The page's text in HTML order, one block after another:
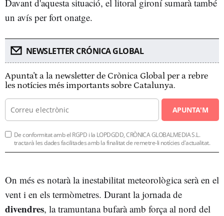
Davant d'aquesta situació, el litoral gironí sumarà també
un avís per fort onatge.
NEWSLETTER CRÓNICA GLOBAL
Apunta't a la newsletter de Crònica Global per a rebre
les notícies més importants sobre Catalunya.
APUNTA'M
De conformitat amb el RGPD i la LOPDGDD, CRÒNICA GLOBALMEDIA S.L.
tractarà les dades facilitades amb la finalitat de remetre-li notícies d'actualitat.
On més es notarà la inestabilitat meteorològica serà en el
vent i en els termòmetres. Durant la jornada de
divendres, la tramuntana bufarà amb força al nord del